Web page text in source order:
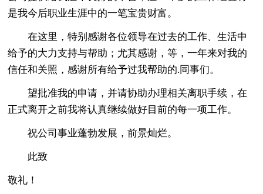
是我今后职业生涯中的一笔宝贵财富。
在这里，特别感谢各位领导在过去的工作、生活中
给予的大力支持与帮助；尤其感谢，等，一年来对我的
信任和关照，感谢所有给予过我帮助的.同事们。
望批准我的申请，并请协助办理相关离职手续，在
正式离开之前我将认真继续做好目前的每一项工作。
祝公司事业蓬勃发展，前景灿烂。
此致
敬礼！